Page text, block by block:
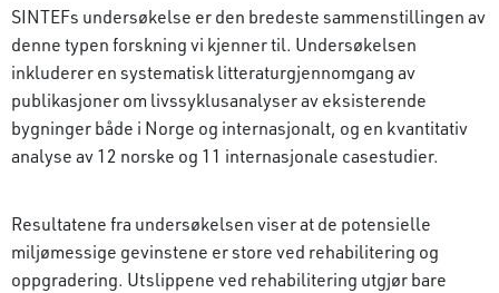
SINTEFs undersøkelse er den bredeste sammenstillingen av
denne typen forskning vi kjenner til. Undersøkelsen
inkluderer en systematisk litteraturgjennomgang av
publikasjoner om livssyklusanalyser av eksisterende
bygninger både i Norge og internasjonalt, og en kvantitativ
analyse av 12 norske og 11 internasjonale casestudier.
Resultatene fra undersøkelsen viser at de potensielle
miljømessige gevinstene er store ved rehabilitering og
oppgradering. Utslippene ved rehabilitering utgjør bare